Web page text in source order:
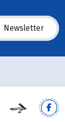
Newsletter